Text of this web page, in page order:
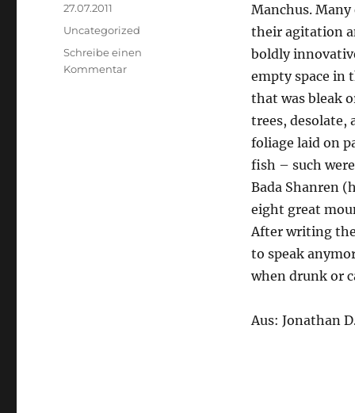
Manchus.
their agitation
boldly
empty space in
that was bleak
trees, desolate,
foliage laid on
fish – such
Bada Shanren
eight great
After writing
to speak
when drunk or
Aus: Jonathan
Veröffentlicht
am
27.07.2011
Kategorien
Uncategorized
Schreibe einen
Kommentarzu